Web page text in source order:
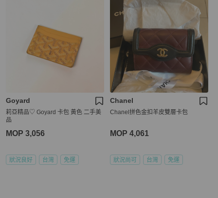
Goyard
莉亞精品♡ Goyard 卡包 黃色 二手美
品
MOP 3,056
狀況良好 台灣 免運
Chanel
Chanel拼色金扣羊皮雙層卡包
MOP 4,061
狀況尚可 台灣 免運